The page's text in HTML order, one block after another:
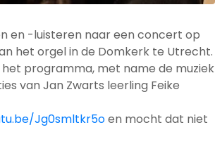
en -luisteren naar een concert op
het orgel in de Domkerk te Utrecht.
programma, met name de muziek
van Jan Zwarts leerling Feike
Jg0smltkr5oen mocht dat niet